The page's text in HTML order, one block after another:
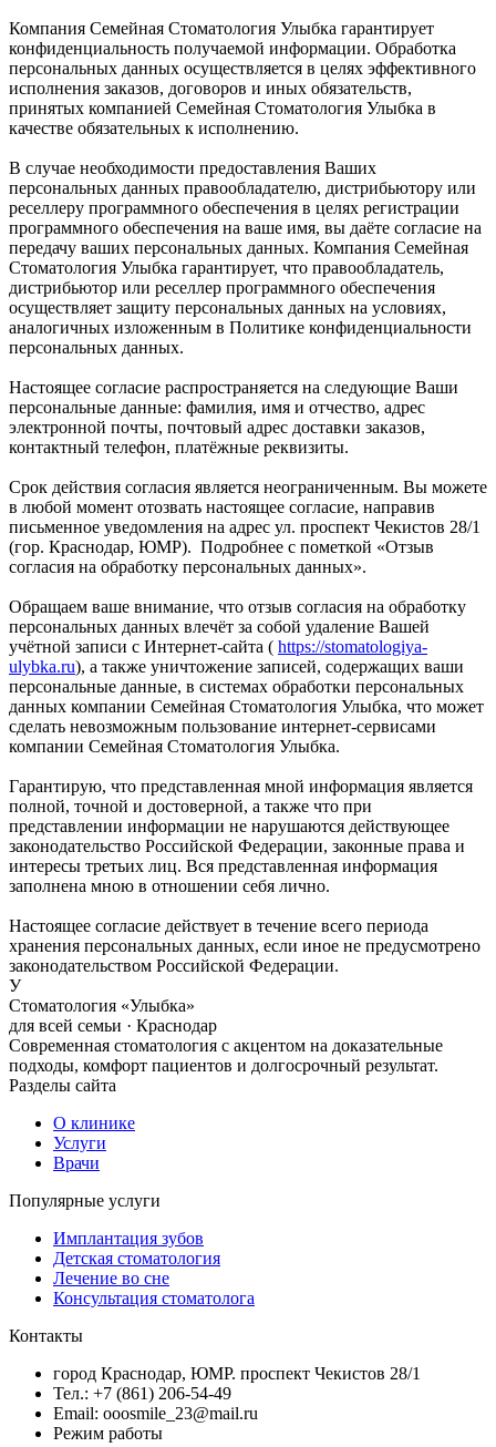
Компания Семейная Стоматология Улыбка гарантирует
конфиденциальность получаемой информации. Обработка
персональных данных осуществляется в целях эффективного
исполнения заказов, договоров и иных обязательств,
принятых компанией Семейная Стоматология Улыбка в
качестве обязательных к исполнению.
В случае необходимости предоставления Ваших
персональных данных правообладателю, дистрибьютору или
реселлеру программного обеспечения в целях регистрации
программного обеспечения на ваше имя, вы даёте согласие на
передачу ваших персональных данных. Компания Семейная
Стоматология Улыбка гарантирует, что правообладатель,
дистрибьютор или реселлер программного обеспечения
осуществляет защиту персональных данных на условиях,
аналогичных изложенным в Политике конфиденциальности
персональных данных.
Настоящее согласие распространяется на следующие Ваши
персональные данные: фамилия, имя и отчество, адрес
электронной почты, почтовый адрес доставки заказов,
контактный телефон, платёжные реквизиты.
Срок действия согласия является неограниченным. Вы можете
в любой момент отозвать настоящее согласие, направив
письменное уведомления на адрес ул. проспект Чекистов 28/1
(гор. Краснодар, ЮМР). Подробнее с пометкой «Отзыв
согласия на обработку персональных данных».
Обращаем ваше внимание, что отзыв согласия на обработку
персональных данных влечёт за собой удаление Вашей
учётной записи с Интернет-сайта ( https://stomatologiya-
ulybka.ru), а также уничтожение записей, содержащих ваши
персональные данные, в системах обработки персональных
данных компании Семейная Стоматология Улыбка, что может
сделать невозможным пользование интернет-сервисами
компании Семейная Стоматология Улыбка.
Гарантирую, что представленная мной информация является
полной, точной и достоверной, а также что при
представлении информации не нарушаются действующее
законодательство Российской Федерации, законные права и
интересы третьих лиц. Вся представленная информация
заполнена мною в отношении себя лично.
Настоящее согласие действует в течение всего периода
хранения персональных данных, если иное не предусмотрено
законодательством Российской Федерации.
У
Стоматология «Улыбка»
для всей семьи · Краснодар
Современная стоматология с акцентом на доказательные
подходы, комфорт пациентов и долгосрочный результат.
Разделы сайта
О клинике
Услуги
Врачи
Популярные услуги
Имплантация зубов
Детская стоматология
Лечение во сне
Консультация стоматолога
Контакты
город Краснодар, ЮМР. проспект Чекистов 28/1
Тел.: +7 (861) 206-54-49
Email: ooosmile_23@mail.ru
Режим работы